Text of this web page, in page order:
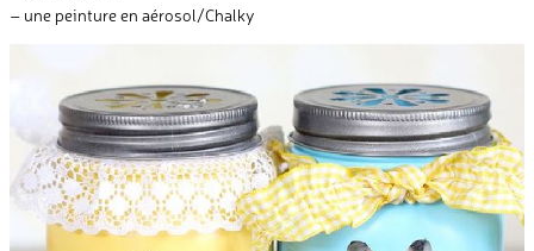
– une peinture en aérosol/Chalky